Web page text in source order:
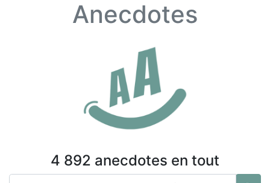
Anecdotes
4 892 anecdotes en tout